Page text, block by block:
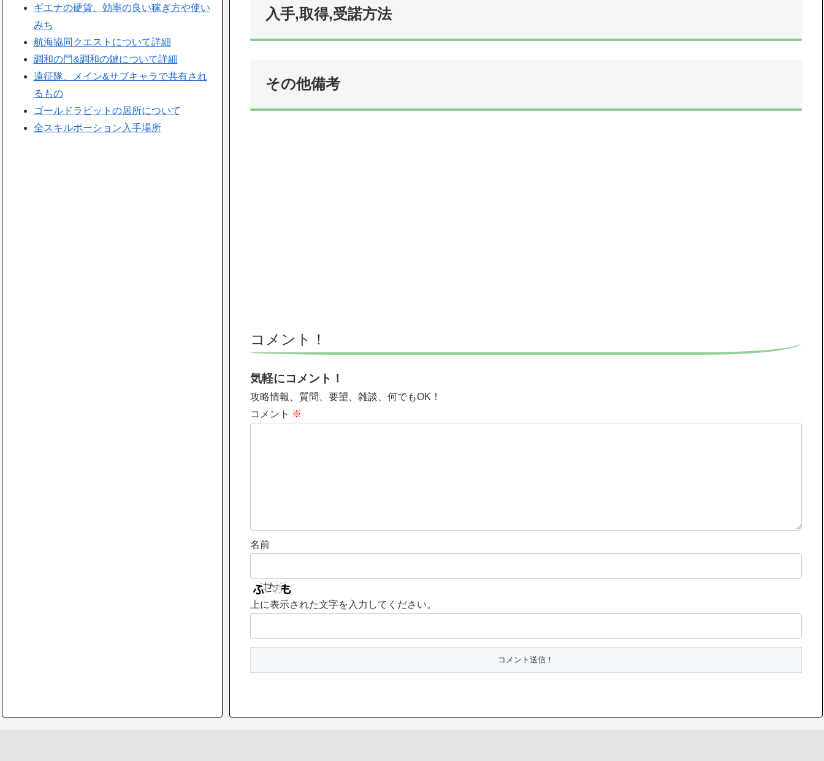
入手,取得,受諾方法
その他備考
コメント！
気軽にコメント！
攻略情報、質問、要望、雑談、何でもOK！
コメント ※
名前
上に表示された文字を入力してください。
ギエナの硬貨、効率の良い稼ぎ方や使い
みち
航海協同クエストについて詳細
調和の門&調和の鍵について詳細
遠征隊、メイン&サブキャラで共有され
るもの
ゴールドラビットの居所について
全スキルポーション入手場所